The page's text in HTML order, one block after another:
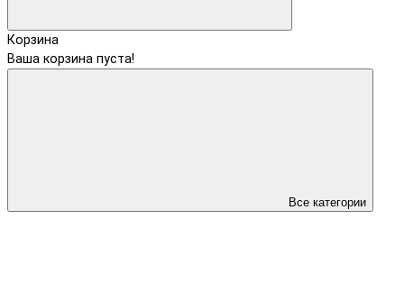
Корзина
Ваша корзина пуста!
Все категории